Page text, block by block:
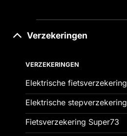
Verzekeringen
VERZEKERINGEN
Elektrische fietsverzekering
Elektrische stepverzekering
Fietsverzekering Super73